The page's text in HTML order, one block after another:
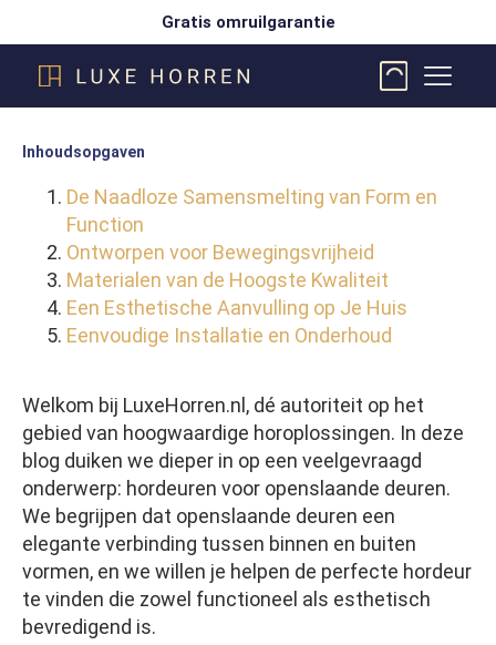
Gratis omruilgarantie
Welkom bij LuxeHorren.nl, dé autoriteit op het
gebied van hoogwaardige horoplossingen. In deze
blog duiken we dieper in op een veelgevraagd
onderwerp: hordeuren voor openslaande deuren.
We begrijpen dat openslaande deuren een
elegante verbinding tussen binnen en buiten
vormen, en we willen je helpen de perfecte hordeur
te vinden die zowel functioneel als esthetisch
bevredigend is.
Inhoudsopgaven
De Naadloze Samensmelting van Form en
Function
Ontworpen voor Bewegingsvrijheid
Materialen van de Hoogste Kwaliteit
Een Esthetische Aanvulling op Je Huis
Eenvoudige Installatie en Onderhoud